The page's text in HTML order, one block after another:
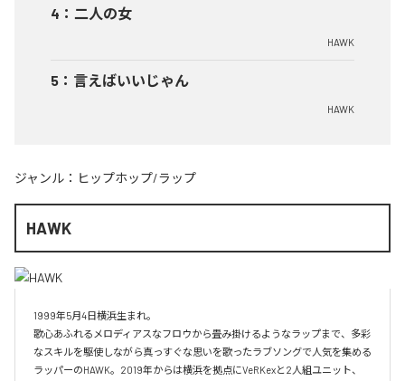
4 ： 二人の女
HAWK
5 ： 言えばいいじゃん
HAWK
ジャンル： ヒップホップ/ラップ
HAWK
1999年5月4日横浜生まれ。
歌心あふれるメロディアスなフロウから畳み掛けるようなラップまで、多彩
なスキルを駆使しながら真っすぐな思いを歌ったラブソングで人気を集める
ラッパーのHAWK。2019年からは横浜を拠点にVeRKexと2人組ユニット、